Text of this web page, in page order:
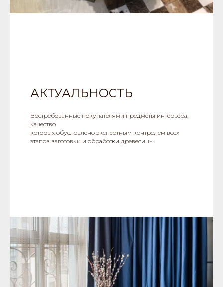
АКТУАЛЬНОСТЬ
Востребованные покупателями предметы интерьера,
качество
которых обусловлено экспертным контролем всех
этапов заготовки и обработки древесины.